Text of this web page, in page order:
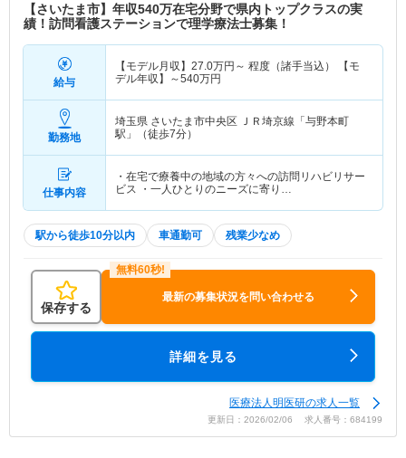
【さいたま市】年収540万在宅分野で県内トップクラスの実
績！訪問看護ステーションで理学療法士募集！
給与
【モデル月収】 27.0万円～ 程度（諸手当込） 【モ
デル年収】～540万円
勤務地
埼玉県 さいたま市中央区
ＪＲ埼京線「与野本町
駅」（徒歩7分）
仕事内容
・在宅で療養中の地域の方々への訪問リハビリサー
ビス ・一人ひとりのニーズに寄り…
駅から徒歩10分以内 車通勤可 残業少なめ
保存する
最新の募集状況を問い合わせる
詳細を見る
医療法人明医研の求人一覧
更新日：2026/02/06 求人番号：684199